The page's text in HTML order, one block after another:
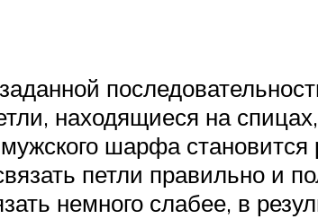
находящиеся на
шарфа
петли правильно и
немного слабее, в